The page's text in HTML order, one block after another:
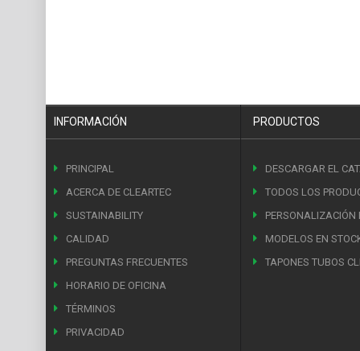
INFORMACIÓN
PRINCIPAL
ACERCA DE CLEARTEC
SUSTAINABILITY
CALIDAD
PREGUNTAS FRECUENTES
HORARIO DE OFICINA
TÉRMINOS
PRIVACIDAD
PRODUCTOS
DESCARGAR EL
TODOS LOS
PERSONALIZACIÓN
MODELOS EN
TAPONES TUBOS